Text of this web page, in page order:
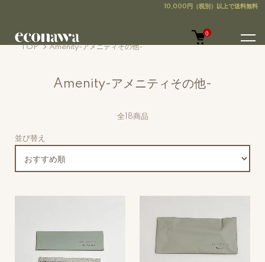
0
TOP Amenity-アメニティその他-
Amenity-アメニティその他-
全18商品
並び替え